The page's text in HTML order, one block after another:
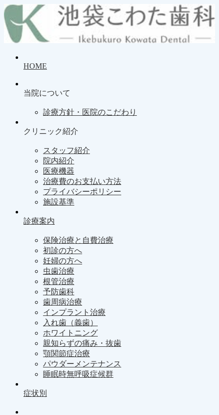
HOME
当院について
診療方針・医院のこだわり
クリニック紹介
スタッフ紹介
院内紹介
医療機器
治療費のお支払い方法
プライバシーポリシー
施設基準
診療案内
保険治療と自費治療
初診の方へ
妊婦の方へ
虫歯治療
根管治療
予防歯科
歯周病治療
インプラント治療
入れ歯（義歯）
ホワイトニング
親知らずの痛み・抜歯
顎関節症治療
パウダーメンテナンス
睡眠時無呼吸症候群
症状別